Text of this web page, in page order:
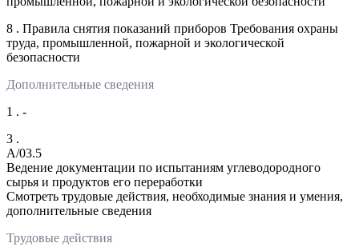
8 . Правила снятия показаний приборов Требования охраны
труда, промышленной, пожарной и экологической
безопасности
Дополнительные сведения
1 . -
3 .
A/03.5
Ведение документации по испытаниям углеводородного
сырья и продуктов его переработки
Смотреть трудовые действия, необходимые знания и умения,
дополнительные сведения
Трудовые действия